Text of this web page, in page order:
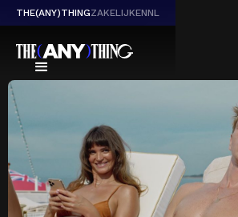
THE(ANY)THINGZAKELIJKENNL